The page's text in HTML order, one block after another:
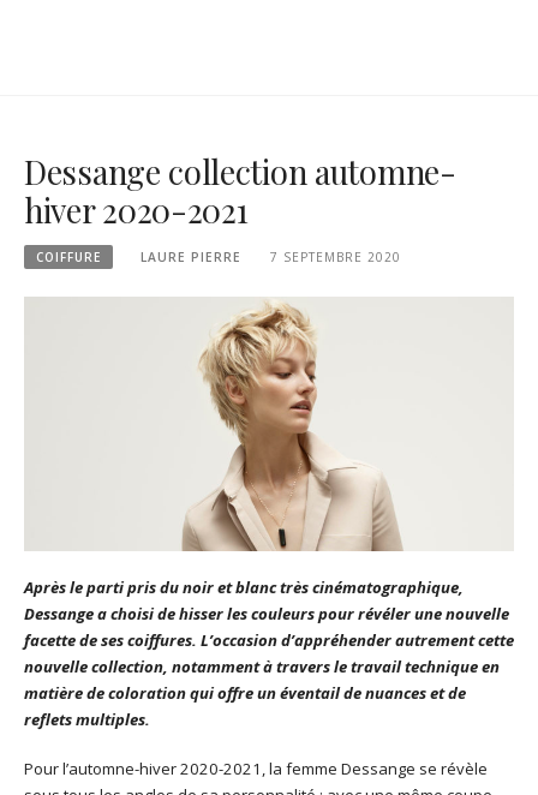
Dessange collection automne-
hiver 2020-2021
COIFFURE LAURE PIERRE 7 SEPTEMBRE 2020
Après le parti pris du noir et blanc très cinématographique,
Dessange a choisi de hisser les couleurs pour révéler une nouvelle
facette de ses coiffures. L’occasion d’appréhender autrement cette
nouvelle collection, notamment à travers le travail technique en
matière de coloration qui offre un éventail de nuances et de
reflets multiples.
Pour l’automne-hiver 2020-2021, la femme Dessange se révèle